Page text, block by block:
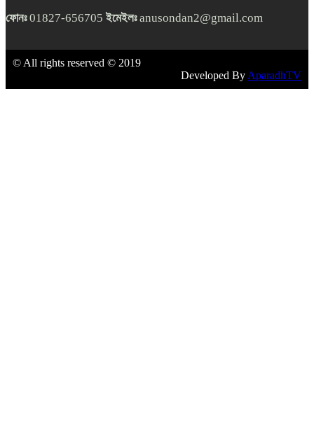
ফোনঃ01827-656705ইমেইলঃanusondan2@gmail.com
© All rights reserved © 2019
Developed By AparadhTV